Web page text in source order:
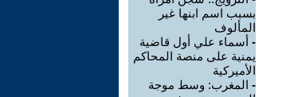
بسبب اسم ابنها غير
المألوف
- أسماء علي أول قاضية
يمنية على منصة المحاكم
الأميركية
- المغرب: وسط موجة